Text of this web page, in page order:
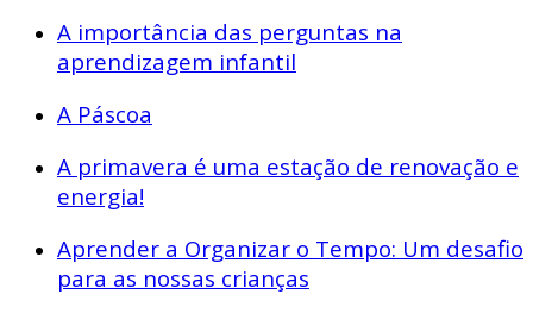
A importância das perguntas na
aprendizagem infantil
A Páscoa
A primavera é uma estação de renovação e
energia!
Aprender a Organizar o Tempo: Um desafio
para as nossas crianças